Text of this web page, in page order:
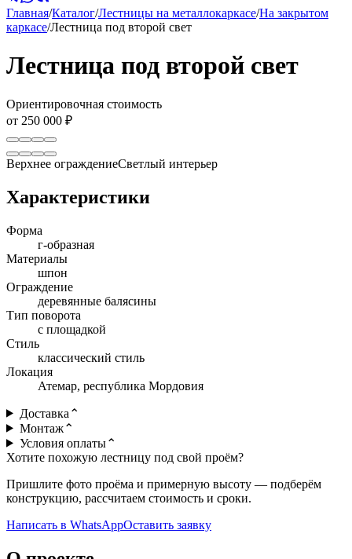
Главная/Каталог/Лестницы на металлокаркасе/На закрытом
каркасе/Лестница под второй свет
Лестница под второй свет
Ориентировочная стоимость
от 250 000 ₽
Верхнее ограждениеСветлый интерьер
Характеристики
Форма
г-образная
Материалы
шпон
Ограждение
деревянные балясины
Тип поворота
с площадкой
Стиль
классический стиль
Локация
Атемар, республика Мордовия
Доставка ⌃
Монтаж⌃
Условия оплаты⌃
Хотите похожую лестницу под свой проём?
Пришлите фото проёма и примерную высоту — подберём
конструкцию, рассчитаем стоимость и сроки.
Написать в WhatsAppОставить заявку